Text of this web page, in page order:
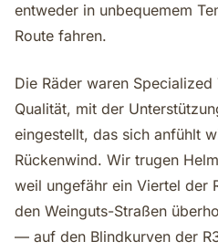
entweder in unbequemem
Route fahren.
Die Räder waren
Qualität, mit der
eingestellt, das sich anfühlt
Rückenwind. Wir trugen
weil ungefähr ein Viertel der
den Weinguts-Straßen
— auf den Blindkurven der